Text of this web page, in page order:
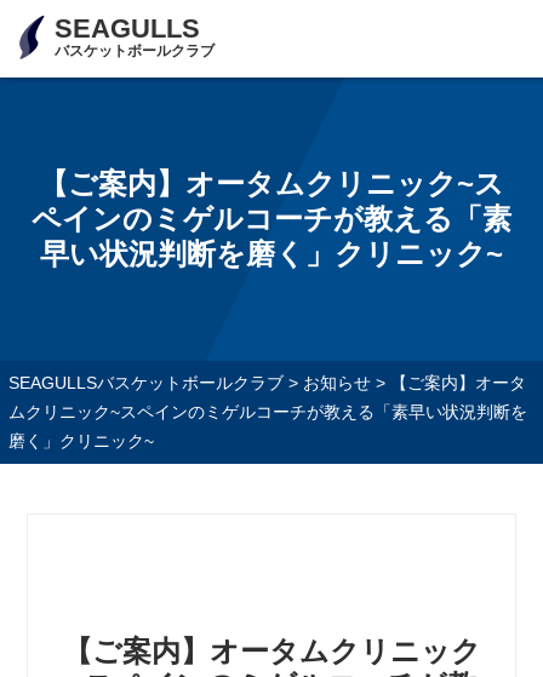
SEAGULLS
バスケットボールクラブ
【ご案内】オータムクリニック~ス
ペインのミゲルコーチが教える「素
早い状況判断を磨く」クリニック~
SEAGULLSバスケットボールクラブ> お知らせ>
【ご案内】オータ
ムクリニック~スペインのミゲルコーチが教える「素早い状況判断を
磨く」クリニック~
【ご案内】オータムクリニック